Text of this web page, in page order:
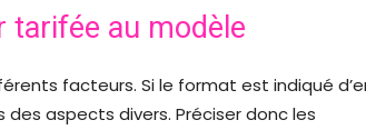
tarifée au modèle
facteurs. Si le format est indiqué
aspects divers. Préciser donc les